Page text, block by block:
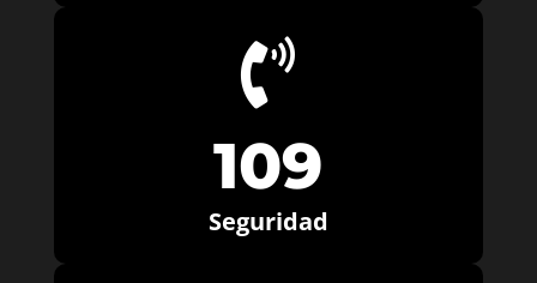

109
Seguridad